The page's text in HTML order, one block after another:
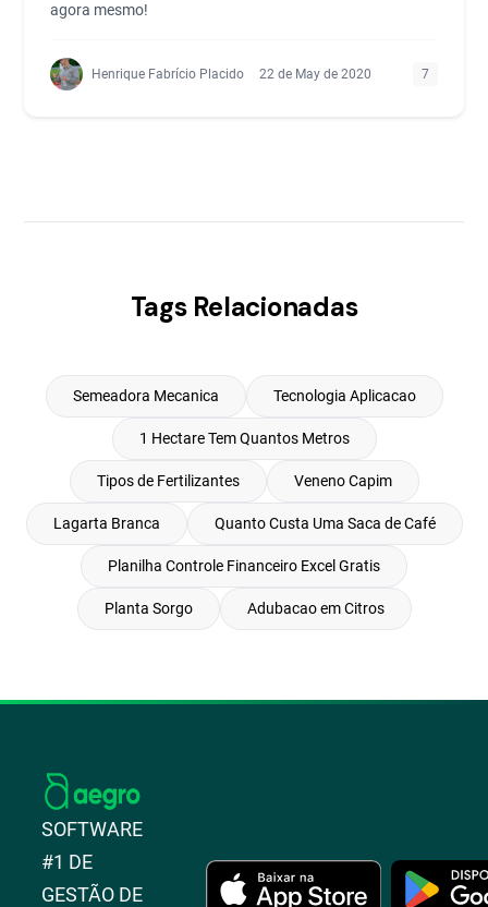
agora mesmo!
Henrique Fabrício Placido 22 de May de 2020 7
Tags Relacionadas
Semeadora Mecanica Tecnologia Aplicacao
1 Hectare Tem Quantos Metros
Tipos de Fertilizantes Veneno Capim
Lagarta Branca Quanto Custa Uma Saca de Café
Planilha Controle Financeiro Excel Gratis
Planta Sorgo Adubacao em Citros
SOFTWARE
#1 DE
GESTÃO DE